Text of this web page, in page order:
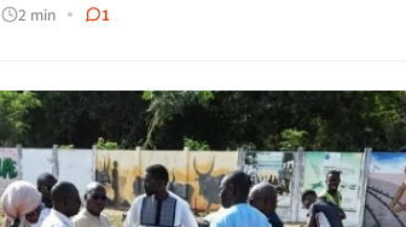
2 min 1